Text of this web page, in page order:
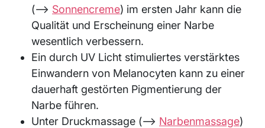
(⟶ Sonnencreme) im ersten Jahr kann die
Qualität und Erscheinung einer Narbe
wesentlich verbessern.
Ein durch UV Licht stimuliertes verstärktes
Einwandern von Melanocyten kann zu einer
dauerhaft gestörten Pigmentierung der
Narbe führen.
Unter Druckmassage (⟶ Narbenmassage)